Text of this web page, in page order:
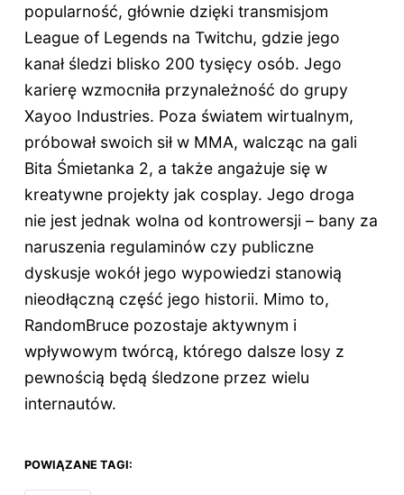
popularność, głównie dzięki transmisjom
League of Legends na Twitchu, gdzie jego
kanał śledzi blisko 200 tysięcy osób. Jego
karierę wzmocniła przynależność do grupy
Xayoo Industries. Poza światem wirtualnym,
próbował swoich sił w MMA, walcząc na gali
Bita Śmietanka 2, a także angażuje się w
kreatywne projekty jak cosplay. Jego droga
nie jest jednak wolna od kontrowersji – bany za
naruszenia regulaminów czy publiczne
dyskusje wokół jego wypowiedzi stanowią
nieodłączną część jego historii. Mimo to,
RandomBruce pozostaje aktywnym i
wpływowym twórcą, którego dalsze losy z
pewnością będą śledzone przez wielu
internautów.
POWIĄZANE TAGI: